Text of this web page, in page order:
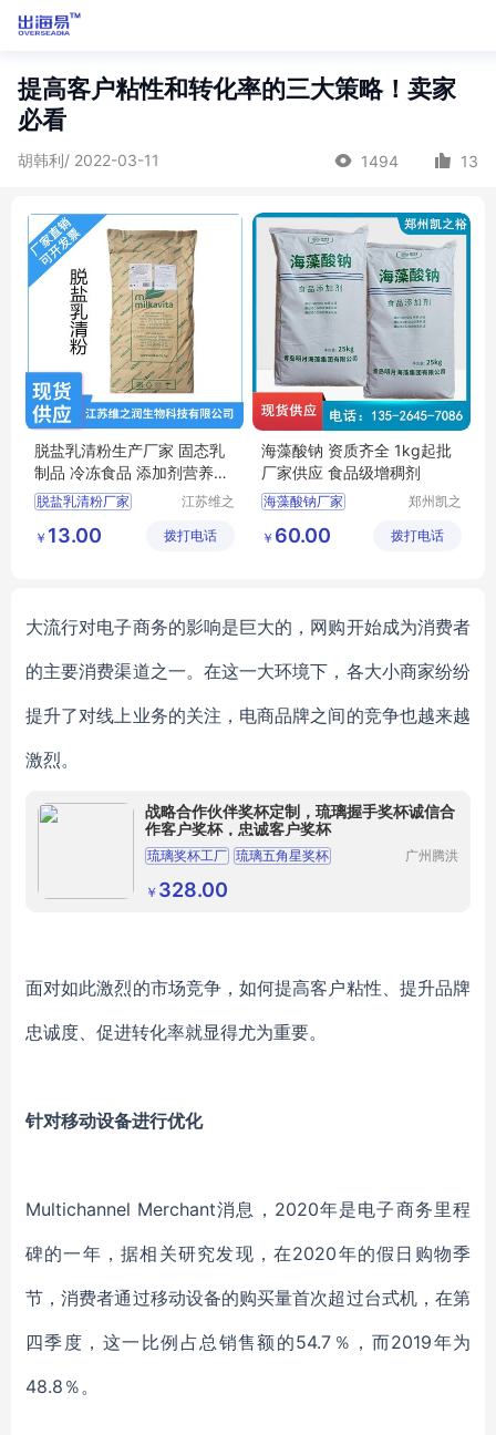
提高客户粘性和转化率的三大策略！卖家
必看
胡韩利/ 2022-03-11 1494 13
脱盐乳清粉生产厂家 固态乳
制品 冷冻食品 添加剂营养强
化剂
脱盐乳清粉厂家
脱盐乳清粉营养强化剂
江苏维之
技有限公
￥ 13.00 拨打电话
海藻酸钠 资质齐全 1kg起批
厂家供应 食品级增稠剂
海藻酸钠厂家
海藻酸钠价格
郑州凯之
加剂有限
￥ 60.00 拨打电话
大流行对电子商务的影响是巨大的，网购开始成为消费者
的主要消费渠道之一。在这一大环境下，各大小商家纷纷
提升了对线上业务的关注 ， 电商品牌之间的竞争也越来越
激烈。
战略合作伙伴奖杯定制，琉璃握手奖杯诚信合
作客户奖杯，忠诚客户奖杯
琉璃奖杯工厂 琉璃五角星奖杯
深圳奖杯厂家
广州腾洪
￥ 328.00
面对如此激烈的市场竞争，如何提高客户粘性、提升品牌
忠诚度、 促进转化率就显得尤为重要。
针对移动设备进行优化
Multichannel Merchant消息， 2020年是电子商务里程
碑的一年，据相关研究发现，在2020年的假日购物季
节，消费者通过移动设备的购买量首次超过台式机， 在第
四季度 ， 这一比例 占总销售额的54.7％，而2019年为
48.8％。